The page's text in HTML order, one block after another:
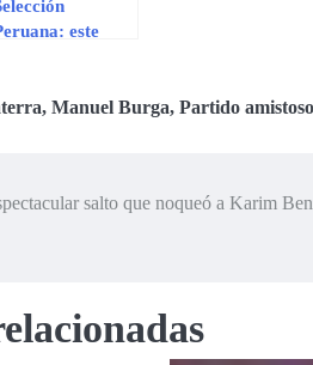
este
la blanquirroja
, Manuel Burga, Partido amistoso
salto que noqueó a Karim